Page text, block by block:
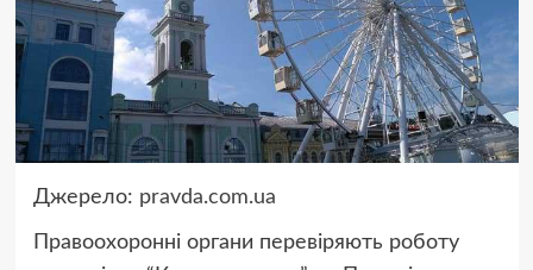
Джерело: pravda.com.ua
Правоохоронні органи перевіряють роботу